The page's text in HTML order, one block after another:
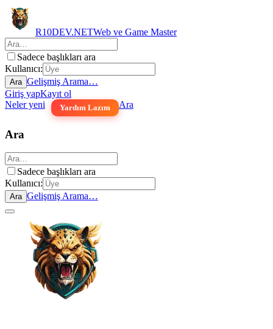
R10DEV.NETWeb ve Game Master
Sadece başlıkları ara
Kullanıcı:
Ara Gelişmiş Arama…
Giriş yapKayıt ol
Neler yeni
Yardım Lazım Ara
Ara
Sadece başlıkları ara
Kullanıcı:
Ara Gelişmiş Arama…